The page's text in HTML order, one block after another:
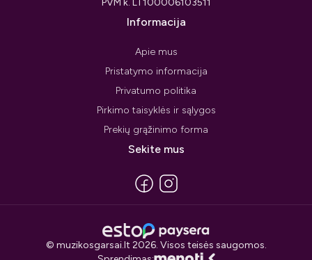
PVM k. LT100006103511
Informacija
Apie mus
Pristatymo informacija
Privatumo politika
Pirkimo taisyklės ir sąlygos
Prekių grąžinimo forma
Sekite mus
© muzikosgarsai.lt 2026. Visos teisės saugomos.